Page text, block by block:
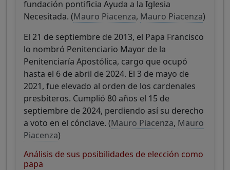
fundación pontificia Ayuda a la Iglesia
Necesitada. (Mauro Piacenza, Mauro Piacenza)
El 21 de septiembre de 2013, el Papa Francisco
lo nombró Penitenciario Mayor de la
Penitenciaría Apostólica, cargo que ocupó
hasta el 6 de abril de 2024. El 3 de mayo de
2021, fue elevado al orden de los cardenales
presbíteros. Cumplió 80 años el 15 de
septiembre de 2024, perdiendo así su derecho
a voto en el cónclave. (Mauro Piacenza, Mauro
Piacenza)
Análisis de sus posibilidades de elección como
papa